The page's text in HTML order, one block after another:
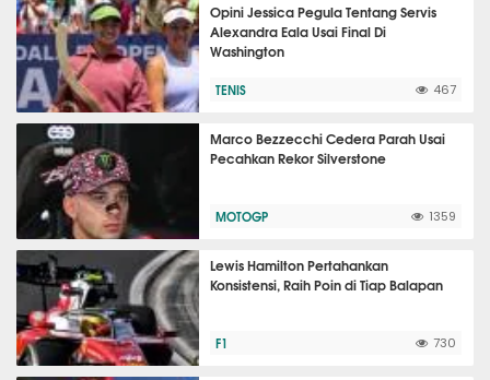
Opini Jessica Pegula Tentang Servis
Alexandra Eala Usai Final Di
Washington
TENIS 467
Marco Bezzecchi Cedera Parah Usai
Pecahkan Rekor Silverstone
MOTOGP 1359
Lewis Hamilton Pertahankan
Konsistensi, Raih Poin di Tiap Balapan
F1 730